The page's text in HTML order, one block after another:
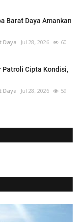
Barat Daya Amankan
Daya Jul 28, 2026 60
Patroli Cipta Kondisi,
Daya Jul 28, 2026 59